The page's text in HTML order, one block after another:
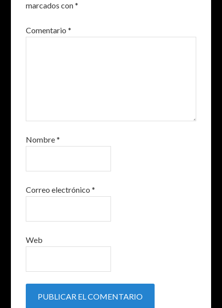
marcados con*
Comentario*
Nombre*
Correo electrónico*
Web